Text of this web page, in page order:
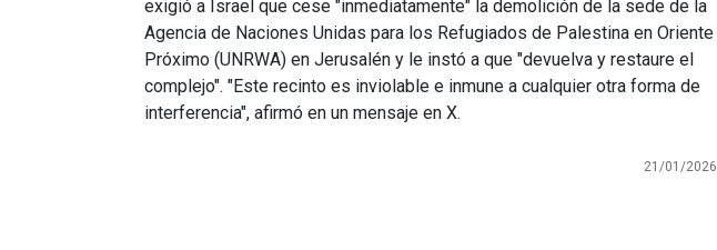
exigió a Israel que cese "inmediatamente" la demolición de la sede de la
Agencia de Naciones Unidas para los Refugiados de Palestina en Oriente
Próximo (UNRWA) en Jerusalén y le instó a que "devuelva y restaure el
complejo". "Este recinto es inviolable e inmune a cualquier otra forma de
interferencia", afirmó en un mensaje en X.
21/01/2026